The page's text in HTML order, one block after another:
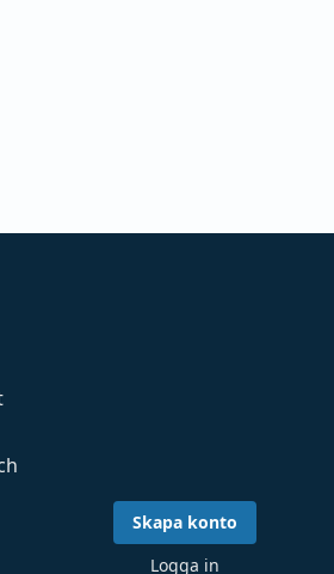
Skapa konto
Logga in